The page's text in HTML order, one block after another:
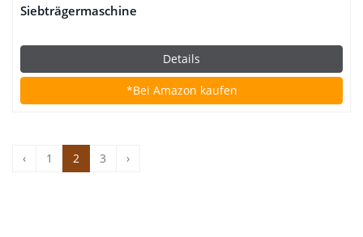
Siebträgermaschine
Details
*Bei Amazon kaufen
‹ 1 2 3 ›